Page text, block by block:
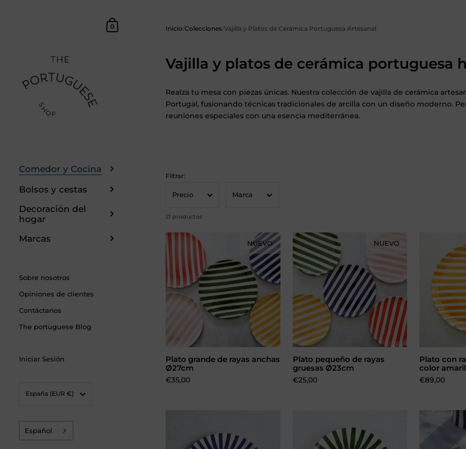
Cesta
0
Comedor y Cocina
Bolsos y cestas
Decoración del
hogar
Marcas
Sobre nosotros
Opiniones de clientes
Contáctanos
The portuguese Blog
Iniciar Sesión
España (EUR €)
Español
Inicio/Colecciones/Vajilla y Platos de Cerámica Portuguesa Artesanal
Vajilla y platos de cerámica portuguesa
Realza tu mesa con piezas únicas. Nuestra colección de vajilla de cerámica
Portugal, fusionando técnicas tradicionales de arcilla con un diseño moderno.
reuniones especiales con una esencia mediterránea.
Filtrar:
Precio Marca
21 productos
Elegir opciones
Plato grande de rayas anchas
Ø27cm
Precio:
€35,00
NUEVO
Elegir opciones
Plato pequeño de rayas
gruesas Ø23cm
Precio:
€25,00
NUEVO
Plato con
color
Precio:
€89,00